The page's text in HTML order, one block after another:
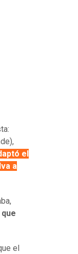
el
a
el